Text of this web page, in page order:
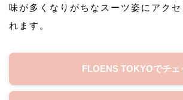
味が多くなりがちなスーツ姿にアクセ
れます。
FLOENS TOKYOでチェ